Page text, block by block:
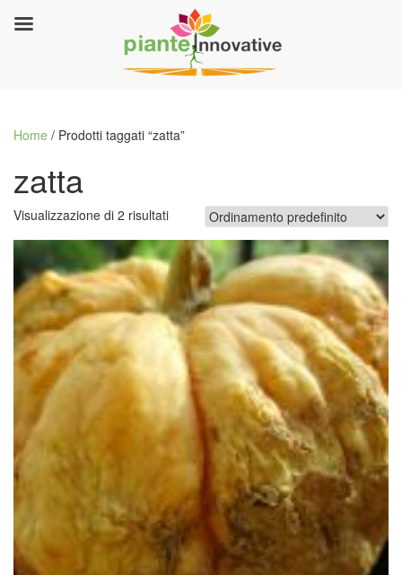
Home / Prodotti taggati “zatta”
zatta
Visualizzazione di 2 risultati